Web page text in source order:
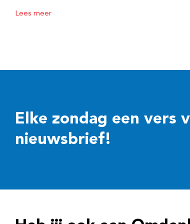
Lees meer
Elke zondag een vers
nieuwsbrief!